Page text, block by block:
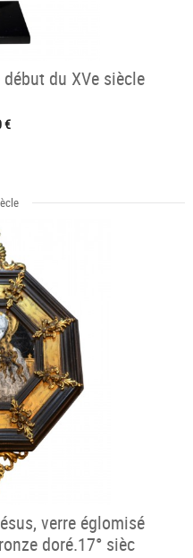
début du XVe siècle
€
verre églomisé
doré.17° sièc